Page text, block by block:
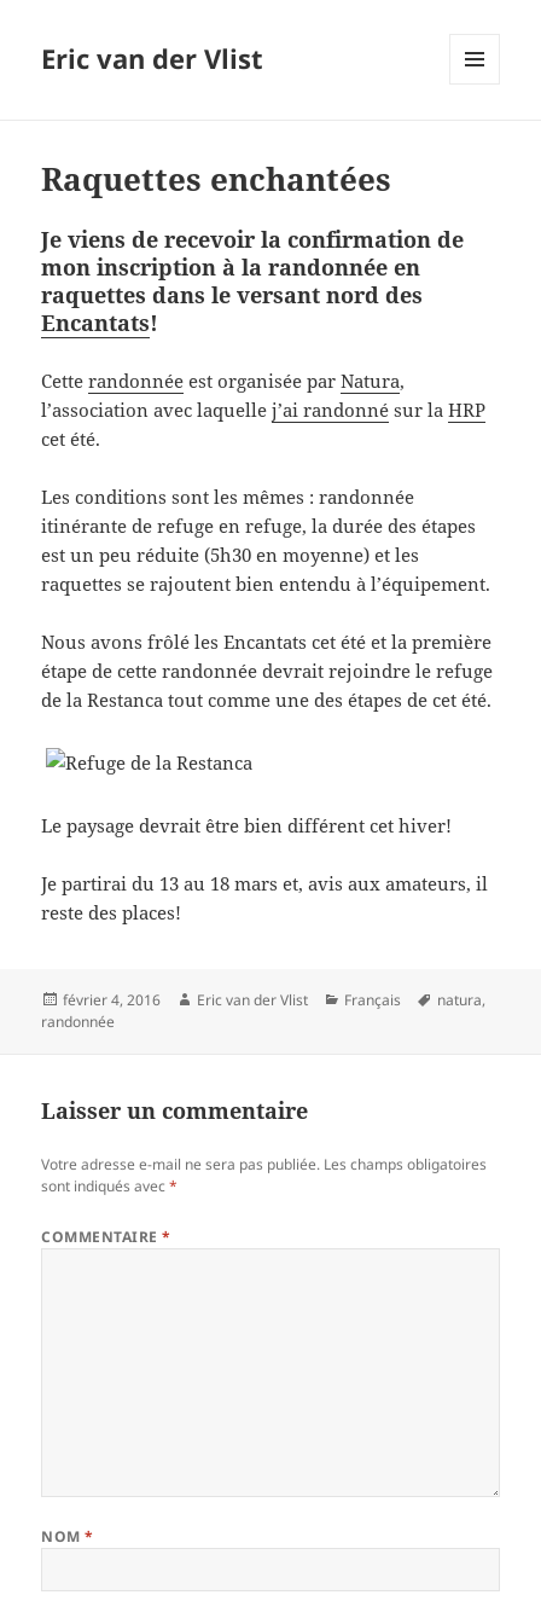
Eric van der Vlist
Raquettes enchantées
Je viens de recevoir la confirmation de
mon inscription à la randonnée en
raquettes dans le versant nord des
Encantats!
Cetterandonnée est organisée parNatura,
l’association avec laquellej’ai randonné sur laHRP
cet été.
Les conditions sont les mêmes : randonnée
itinérante de refuge en refuge, la durée des étapes
est un peu réduite (5h30 en moyenne) et les
raquettes se rajoutent bien entendu à l’équipement.
Nous avons frôlé les Encantats cet été et la première
étape de cette randonnée devrait rejoindre le refuge
de la Restanca tout comme une des étapes de cet été.
Le paysage devrait être bien différent cet hiver!
Je partirai du 13 au 18 mars et, avis aux amateurs, il
reste des places!
Posted
on
février 4, 2016 Author
Eric van der Vlist Categories
Français Tags
natura,
randonnée
Laisser un commentaire
Votre adresse e-mail ne sera pas publiée. Les champs obligatoires
sont indiqués avec*
COMMENTAIRE*
NOM*